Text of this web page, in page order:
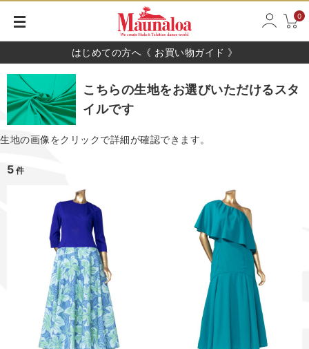
0
はじめての方へ《 お買い物ガイド 》
こちらの生地をお選びいただけるスタ
イルです
生地の画像をクリックで詳細が確認できます。
5 件